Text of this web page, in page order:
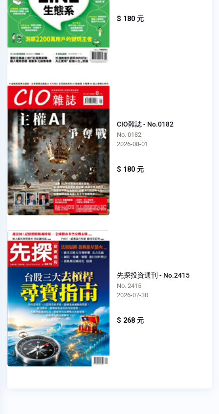
$ 180 元
CIO雜誌 - No.0182
No. 0182
2026-08-01
$ 180 元
先探投資週刊 - No.2415
No. 2415
2026-07-30
$ 268 元